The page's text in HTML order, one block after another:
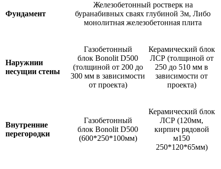
Фундамент
Железобетонный ростверк на
буранабивных сваях глубиной 3м, Либо
монолитная железобетонная плита
Наружнии
несущии стены
Газобетонный
блок Bonolit D500
(толщиной от 200 до
300 мм в зависимости
от проекта)
Керамический блок
ЛСР (толщиной от
250 до 510 мм в
зависимости от
проекта)
Внутренние
перегородки
Газобетонный
блок Bonolit D500
(600*250*100мм)
Керамический блок
ЛСР (120мм,
кирпич рядовой
м150
250*120*65мм)